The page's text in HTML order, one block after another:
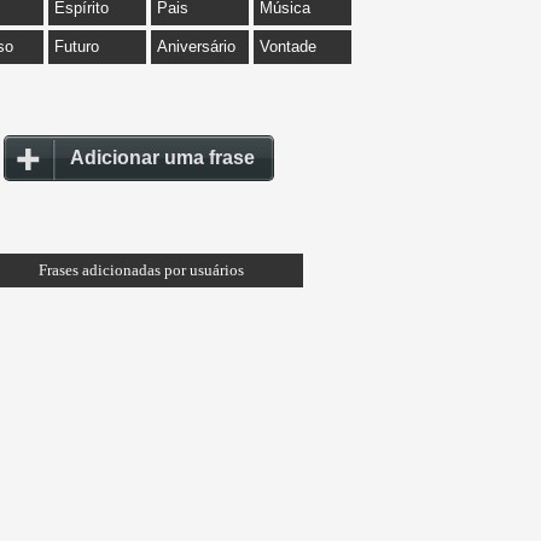
Espírito Pais Música
Futuro Aniversário Vontade
Adicionar uma frase
Frases adicionadas por usuários